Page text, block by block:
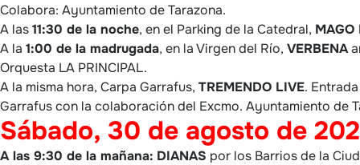
Colabora: Ayuntamiento de Tarazona.
A las11:30 de la noche, en el Parking de la Catedral, MAGO
A la 1:00 de la madrugada, en la Virgen del Río, VERBENA
Orquesta LA PRINCIPAL.
A la misma hora, Carpa Garrafus, TREMENDO LIVE.
Garrafus con la colaboración del Excmo. Ayuntamiento de
Sábado, 30 de agosto de
A las 9:30 de la mañana: DIANAS por los Barrios de la